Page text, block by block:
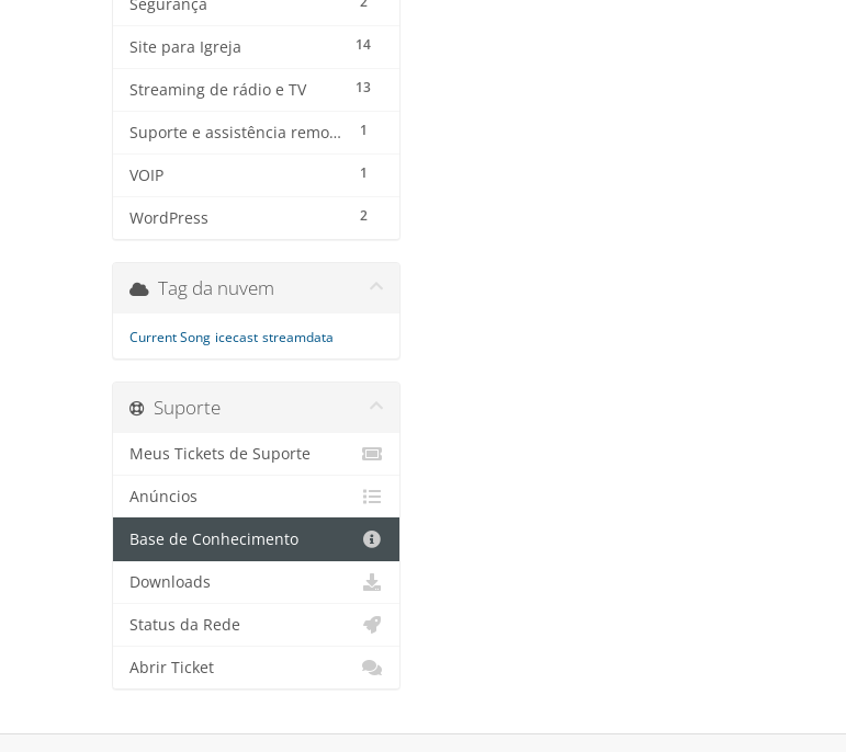
Segurança
14
Site para Igreja
13
Streaming de rádio e TV
1
Suporte e assistência remota
1
VOIP
2
WordPress
Tag da nuvem
Current Song icecast streamdata
Suporte
Meus Tickets de Suporte
Anúncios
Base de Conhecimento
Downloads
Status da Rede
Abrir Ticket